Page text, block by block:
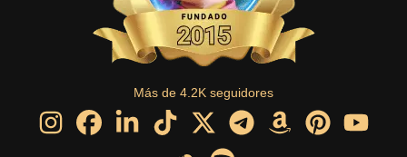
Más de 4.2K seguidores